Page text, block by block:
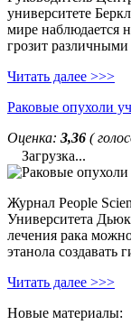
университете
мире наблюдается
грозит
Читать далее >>>
Раковые опухоли
Оценка: 3,36 (
Загрузка...
Журнал People
Университета
лечения рака
этанола создавать
Читать далее >>>
Новые материалы: